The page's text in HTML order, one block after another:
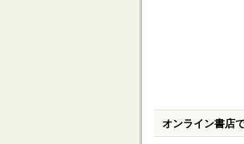
オンライン書店